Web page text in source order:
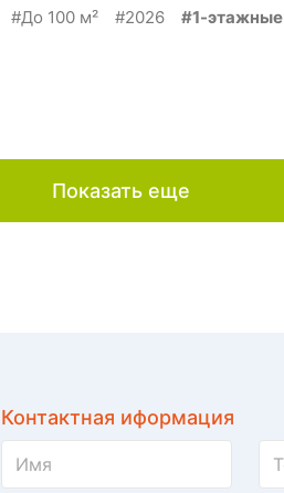
#До 100 м² #2026 #1-этажные
Показать еще
Контактная иформация